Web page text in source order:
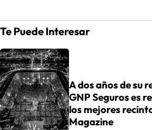
Te Puede Interesar
A dos años de su
GNP Seguros es
los mejores
Magazine